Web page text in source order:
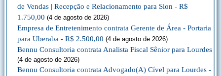
de Vendas | Recepção e Relacionamento para Sion - R$
1.750,00 (4 de agosto de 2026)
Empresa de Entretenimento contrata Gerente de Área - Portaria
para Uberaba - R$ 2.500,00 (4 de agosto de 2026)
Bennu Consultoria contrata Analista Fiscal Sênior para Lourdes
(4 de agosto de 2026)
Bennu Consultoria contrata Advogado(A) Cível para Lourdes -